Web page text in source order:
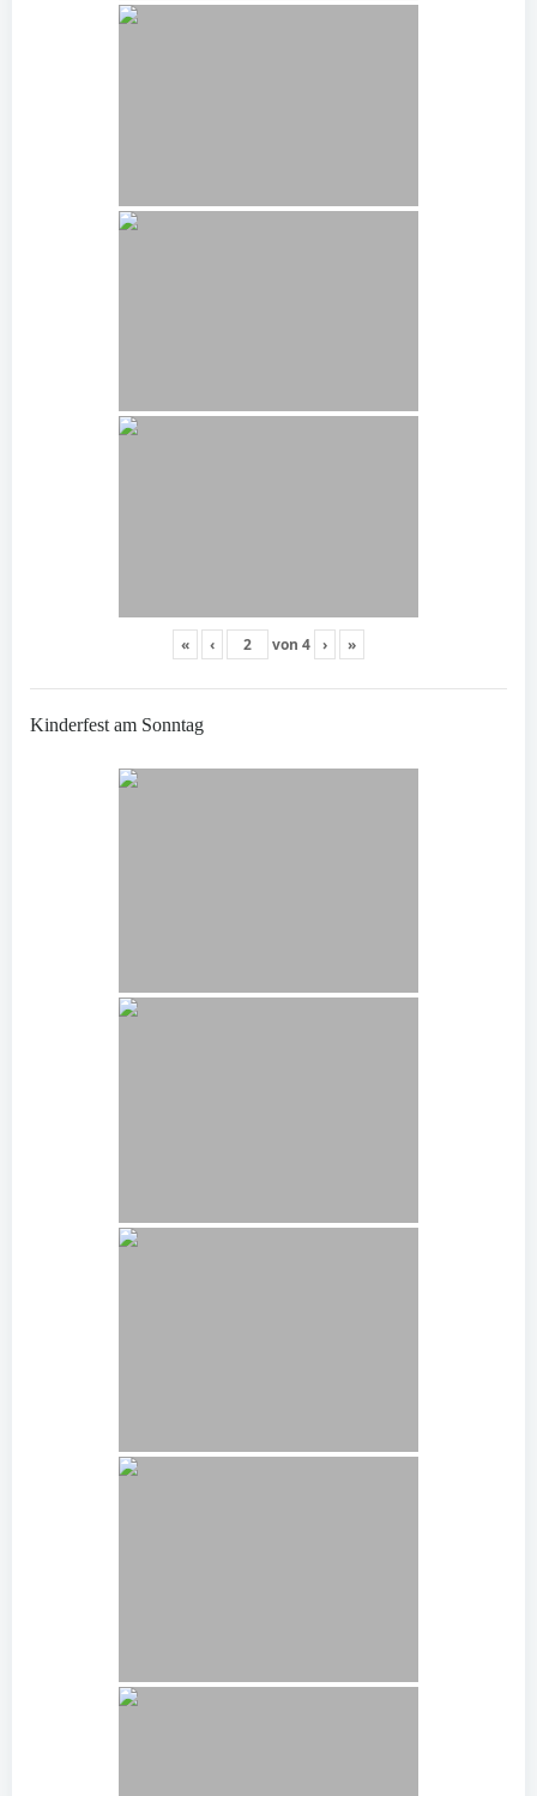
« ‹ von 4 › »
Kinderfest am Sonntag